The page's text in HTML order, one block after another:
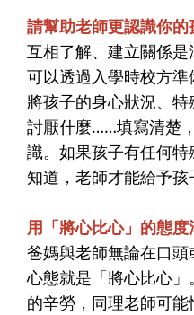
請幫助老師更認識你的
互相了解、建立關係
可以透過入學時校方準
將孩子的身心狀況、特
討厭什麼……填寫清楚
識。如果孩子有任何
知道，老師才能給予孩
用「將心比心」的態度
爸媽與老師無論在口
心態就是「將心比心
的辛勞，同理老師可